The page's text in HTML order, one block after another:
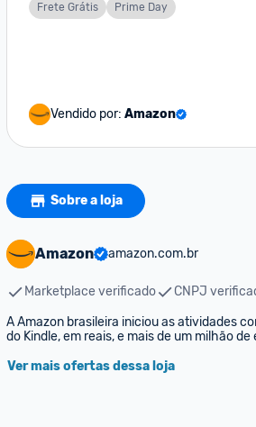
Frete Grátis Prime Day
Vendido por: Amazon
Sobre a loja
Amazon amazon.com.br
Marketplace verificado CNPJ
A Amazon brasileira iniciou as atividades
do Kindle, em reais, e mais de um milhão
Ver mais ofertas dessa loja